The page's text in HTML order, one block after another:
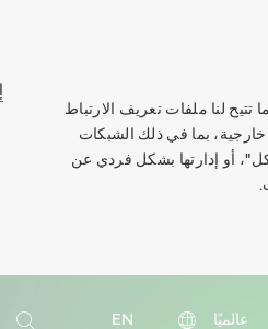
لنا ملفات تعريف الارتباط
خارجية، بما في ذلك الشبكات
أو إدارتها بشكل فردي عن
عالميًا
EN
بحث